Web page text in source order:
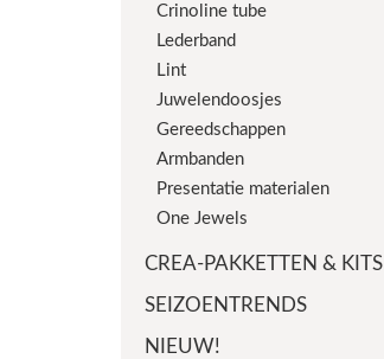
Crinoline tube
Lederband
Lint
Juwelendoosjes
Gereedschappen
Armbanden
Presentatie materialen
One Jewels
CREA-PAKKETTEN & KITS
SEIZOENTRENDS
NIEUW!